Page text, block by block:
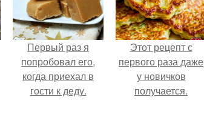
Первый раз я
попробовал его,
когда приехал в
гости к деду.
Этот рецепт с
первого раза даже
у новичков
получается.